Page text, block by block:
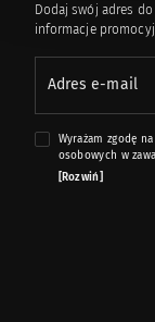
Dodaj swój adres
informacje
Adres e-mail
Wyrażam zgodę
osobowych w
przesyłania mi
[Rozwiń]